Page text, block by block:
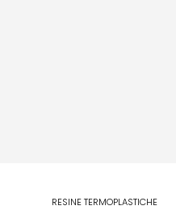
RESINE TERMOPLASTICHE